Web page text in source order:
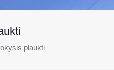
plaukti